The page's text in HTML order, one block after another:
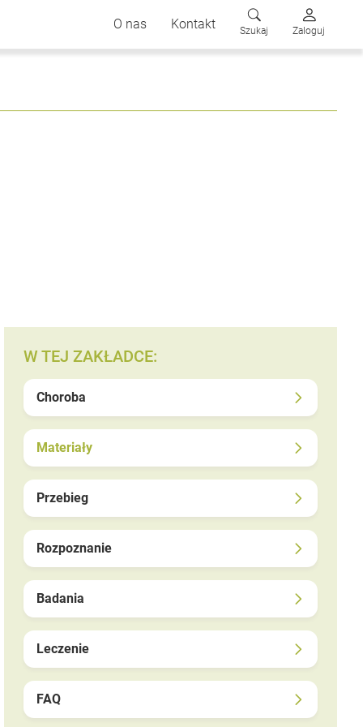
O nas Kontakt Szukaj Zaloguj
W TEJ ZAKŁADCE:
Choroba
Materiały
Przebieg
Rozpoznanie
Badania
Leczenie
FAQ